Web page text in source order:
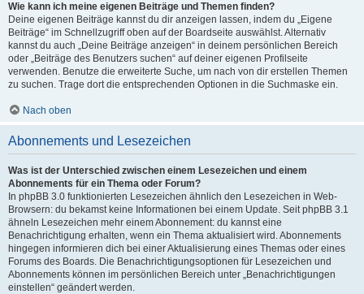
Wie kann ich meine eigenen Beiträge und Themen finden?
Deine eigenen Beiträge kannst du dir anzeigen lassen, indem du „Eigene
Beiträge“ im Schnellzugriff oben auf der Boardseite auswählst. Alternativ
kannst du auch „Deine Beiträge anzeigen“ in deinem persönlichen Bereich
oder „Beiträge des Benutzers suchen“ auf deiner eigenen Profilseite
verwenden. Benutze die erweiterte Suche, um nach von dir erstellen Themen
zu suchen. Trage dort die entsprechenden Optionen in die Suchmaske ein.
Nach oben
Abonnements und Lesezeichen
Was ist der Unterschied zwischen einem Lesezeichen und einem
Abonnements für ein Thema oder Forum?
In phpBB 3.0 funktionierten Lesezeichen ähnlich den Lesezeichen in Web-
Browsern: du bekamst keine Informationen bei einem Update. Seit phpBB 3.1
ähneln Lesezeichen mehr einem Abonnement: du kannst eine
Benachrichtigung erhalten, wenn ein Thema aktualisiert wird. Abonnements
hingegen informieren dich bei einer Aktualisierung eines Themas oder eines
Forums des Boards. Die Benachrichtigungsoptionen für Lesezeichen und
Abonnements können im persönlichen Bereich unter „Benachrichtigungen
einstellen“ geändert werden.